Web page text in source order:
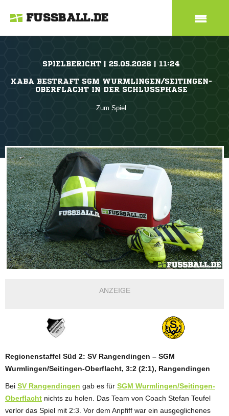
FUSSBALL.DE
SPIELBERICHT | 25.05.2026 | 11:24
KABA BESTRAFT SGM WURMLINGEN/SEITINGEN-
OBERFLACHT IN DER SCHLUSSPHASE
Zum Spiel
ANZEIGE
Regionenstaffel Süd 2: SV Rangendingen – SGM
Wurmlingen/Seitingen-Oberflacht, 3:2 (2:1), Rangendingen
Bei SV Rangendingen gab es für SGM Wurmlingen/Seitingen-
Oberflacht nichts zu holen. Das Team von Coach Stefan Teufel
verlor das Spiel mit 2:3. Vor dem Anpfiff war ein ausgeglichenes